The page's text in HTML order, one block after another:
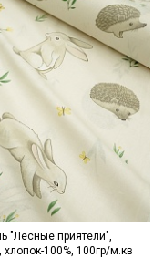
цвета
монитора и в
отличаться.
"Лесные приятели",
100%, 100гр/м.кв
персональных
персональных
и